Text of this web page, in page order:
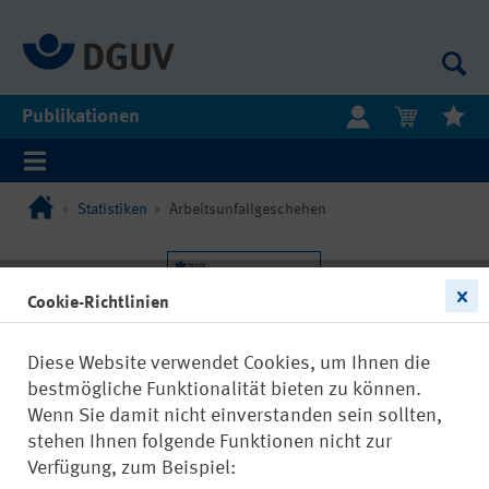
Publikationen
Statistiken Arbeitsunfallgeschehen
Cookie-Richtlinien
Diese Website verwendet Cookies, um Ihnen die
bestmögliche Funktionalität bieten zu können.
Wenn Sie damit nicht einverstanden sein sollten,
stehen Ihnen folgende Funktionen nicht zur
Verfügung, zum Beispiel: